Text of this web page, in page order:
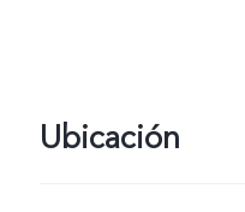
Ubicación